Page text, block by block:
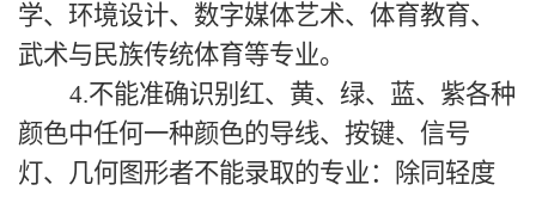
学、环境设计、数字媒体艺术、体育教育、
武术与民族传统体育等专业。
4.不能准确识别红、黄、绿、蓝、紫各种
颜色中任何一种颜色的导线、按键、信号
灯、几何图形者不能录取的专业：除同轻度